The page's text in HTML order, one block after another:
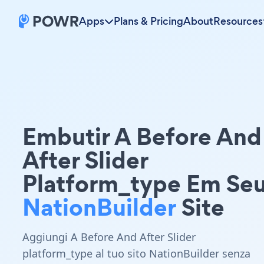
Apps Plans & PricingAboutResources
Embutir A Before And
After Slider
Platform_type Em
NationBuilderSite
Aggiungi A Before And After Slider
platform_type al tuo sito NationBuilder senza